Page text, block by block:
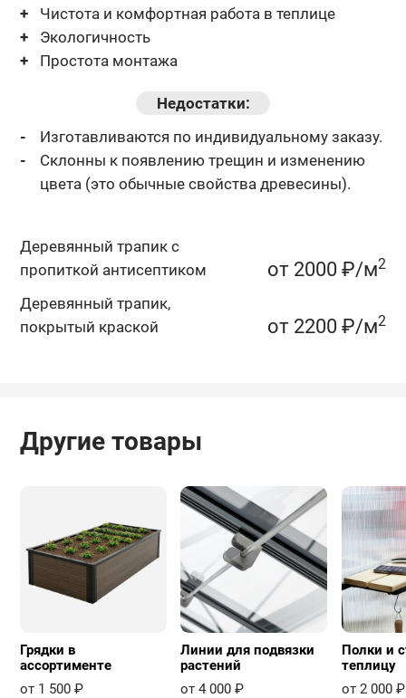
Чистота и комфортная работа в теплице
Экологичность
Простота монтажа
Недостатки:
Изготавливаются по индивидуальному заказу.
Склонны к появлению трещин и изменению
цвета (это обычные свойства древесины).
Деревянный трапик c
пропиткой антисептиком
от 2000 ₽/м2
Деревянный трапик,
покрытый краской
от 2200 ₽/м2
Другие товары
Грядки в
ассортименте
от 1 500 ₽
Линии для подвязки
растений
от 4 000 ₽
Полки и
теплицу
от 2 000 ₽